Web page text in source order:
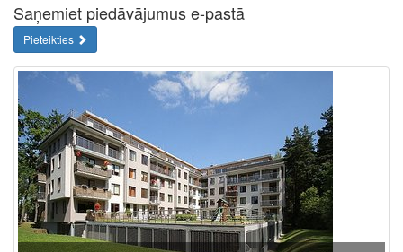
Saņemiet piedāvājumus e-pastā
Pieteikties